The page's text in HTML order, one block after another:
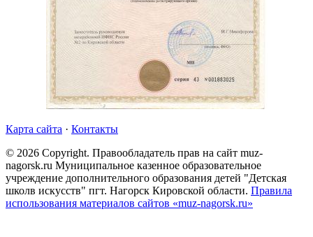
Карта сайта · Контакты
© 2026 Copyright. Правообладатель прав на сайт muz-
nagorsk.ru Муниципальное казенное образовательное
учреждение дополнительного образования детей "Детская
школв искусств" пгт. Нагорск Кировской области. Правила
использования материалов сайтов «muz-nagorsk.ru»